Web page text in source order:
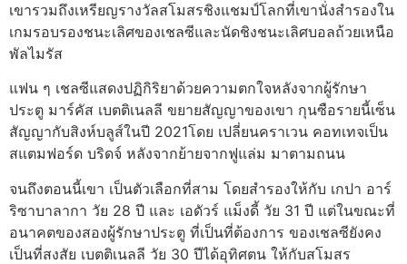
เขารวมถึงเหรียญรางวัลสโมสรชิงแชมป์โลกที่เขานั่งสำรองใน
เกมรอบรองชนะเลิศของเชลซีและนัดชิงชนะเลิศบอลถ้วยเหนือ
พัลไมรัส
แฟน ๆ เชลซีแสดงปฏิกิริยาด้วยความตกใจหลังจากผู้รักษา
ประตู มาร์คัส เบตติเนลลี ขยายสัญญาของเขา กุนซือรายนี้เซ็น
สัญญากับสิงห์บลูส์ในปี 2021โดย เปลี่ยนคราเวน คอทเทจเป็น
สแตมฟอร์ด บริดจ์ หลังจากย้ายจากฟูแล่ม มาตามถนน
จนถึงตอนนี้เขา เป็นตัวเลือกที่สาม โดยสำรองให้กับ เกปา อาร์
ริซาบาลากา วัย 28 ปี และ เอดัวร์ แม็งดี้ วัย 31 ปี แต่ในขณะที่
อนาคตของสองผู้รักษาประตู ที่เป็นที่ต้องการ ของเชลซียังคง
เป็นที่สงสัย เบตติเนลลี วัย 30 ปีได้อุทิศตน ให้กับสโมสร